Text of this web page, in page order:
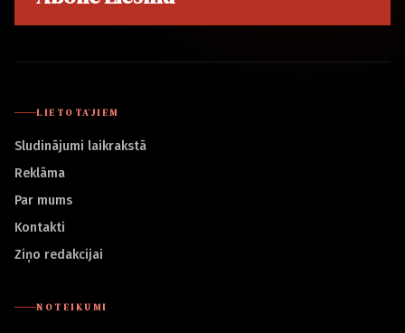
LIETOTĀJIEM
Sludinājumi laikrakstā
Reklāma
Par mums
Kontakti
Ziņo redakcijai
NOTEIKUMI